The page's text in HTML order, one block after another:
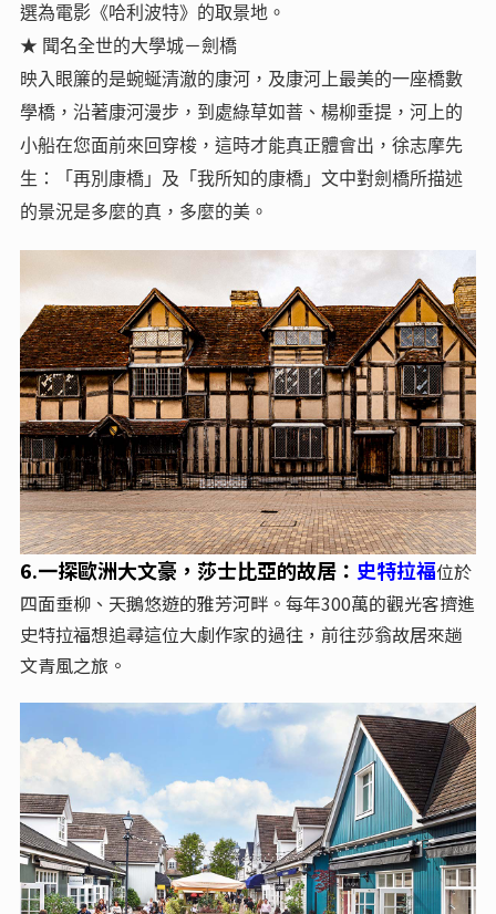
選為電影《哈利波特》的取景地。
★ 聞名全世的大學城－劍橋
映入眼簾的是蜿蜒清澈的康河，及康河上最美的一座橋數
學橋，沿著康河漫步，到處綠草如萻、楊柳垂提，河上的
小船在您面前來回穿梭，這時才能真正體會出，徐志摩先
生：「再別康橋」及「我所知的康橋」文中對劍橋所描述
的景況是多麼的真，多麼的美。
6.一探歐洲大文豪，莎士比亞的故居： 史特拉福位於
四面垂柳、天鵝悠遊的雅芳河畔。每年300萬的觀光客擠進
史特拉福想追尋這位大劇作家的過往，前往莎翁故居來趟
文青風之旅。